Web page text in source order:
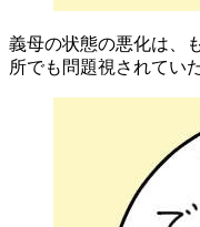
義母の状態の悪化は、
所でも問題視されてい